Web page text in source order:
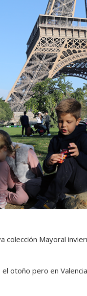
colección Mayoral
el otoño pero en